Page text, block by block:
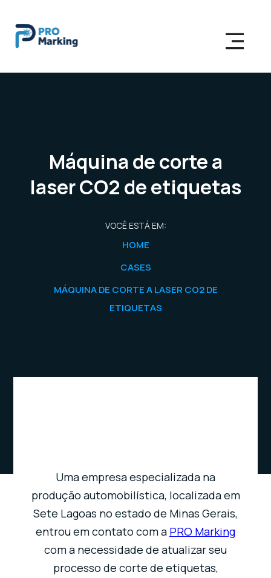
Máquina de corte a
laser CO2 de etiquetas
VOCÊ ESTÁ EM:
HOME
CASES
MÁQUINA DE CORTE A LASER CO2 DE
ETIQUETAS
Uma empresa especializada na
produção automobilística, localizada em
Sete Lagoas no estado de Minas Gerais,
entrou em contato com a PRO Marking
com a necessidade de atualizar seu
processo de corte de etiquetas,